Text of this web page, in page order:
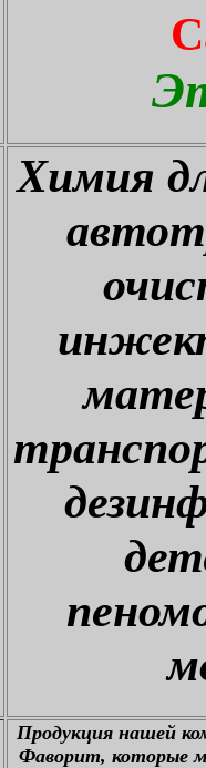
Химия
Продукция нашей
Фаворит, которые